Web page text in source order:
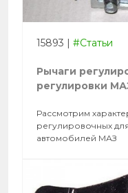
15893 | #Статьи
Рычаги
регулировки
Рассмотрим
регулировочных
автомобилей МАЗ